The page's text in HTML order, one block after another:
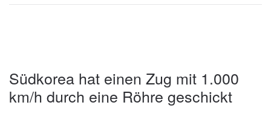
Südkorea hat einen Zug mit 1.000
km/h durch eine Röhre geschickt